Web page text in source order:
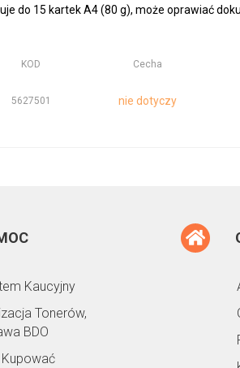
do 15 kartek A4 (80 g), może oprawiać
KOD Cecha
5627501 nie dotyczy
Kaucyjny
Tonerów,
BDO